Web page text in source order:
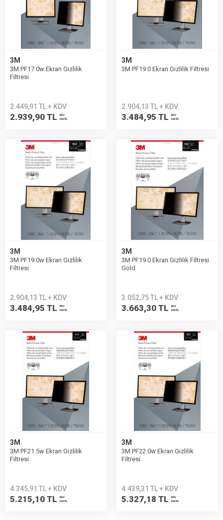
3M
3M PF17.0w Ekran Gizlilik
Filtresi
2.449,91 TL + KDV
2.939,90 TL
KDV
DAHİL
3M
3M PF19.0 Ekran Gizlilik Filtresi
2.904,13 TL + KDV
3.484,95 TL
KDV
DAHİL
3M
3M PF19.0w Ekran Gizlilik
Filtresi
2.904,13 TL + KDV
3.484,95 TL
KDV
DAHİL
3M
3M PF19.0 Ekran Gizlilik Filtresi
Gold
3.052,75 TL + KDV
3.663,30 TL
KDV
DAHİL
3M
3M PF21.5w Ekran Gizlilik
Filtresi
4.345,91 TL + KDV
5.215,10 TL
KDV
DAHİL
3M
3M PF22.0w Ekran Gizlilik
Filtresi
4.439,31 TL + KDV
5.327,18 TL
KDV
DAHİL